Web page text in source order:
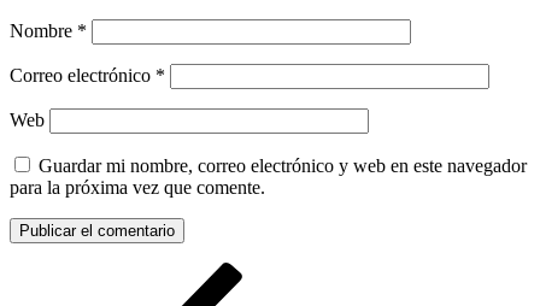
Nombre *
Correo electrónico *
Web
Guardar mi nombre, correo electrónico y web en este navegador
para la próxima vez que comente.